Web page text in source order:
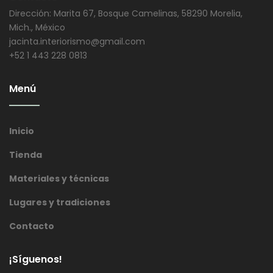
Dirección: Marita 67, Bosque Camelinas, 58290 Morelia,
Mich., México
jacinta.interiorismo@gmail.com
+52 1 443 228 0813
Menú
Inicio
Tienda
Materiales y técnicas
Lugares y tradiciones
Contacto
¡Síguenos!